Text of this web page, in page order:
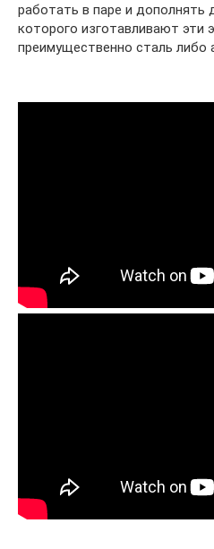
работать в паре и дополнять
которого изготавливают эти
преимущественно сталь либо